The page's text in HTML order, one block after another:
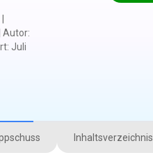
Autor:
: Juli
Inhaltsverzeichnis